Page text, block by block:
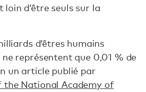
loin d’être seuls sur la
d’êtres humains
représentent que 0,01 % de
un article publié par
the National Academy of